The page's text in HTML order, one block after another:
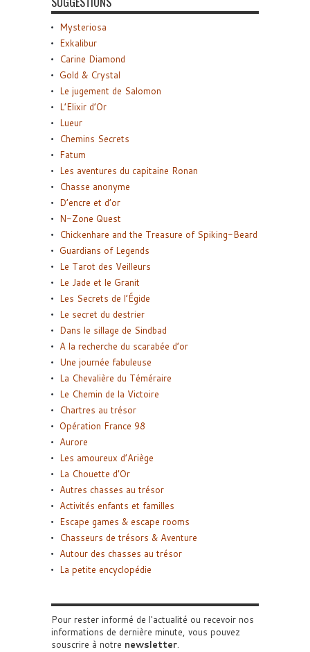
Mysteriosa
Exkalibur
Carine Diamond
Gold & Crystal
Le jugement de Salomon
L’Elixir d’Or
Lueur
Chemins Secrets
Fatum
Les aventures du capitaine Ronan
Chasse anonyme
D’encre et d’or
N-Zone Quest
Chickenhare and the Treasure of Spiking-Beard
Guardians of Legends
Le Tarot des Veilleurs
Le Jade et le Granit
Les Secrets de l’Égide
Le secret du destrier
Dans le sillage de Sindbad
A la recherche du scarabée d’or
Une journée fabuleuse
La Chevalière du Téméraire
Le Chemin de la Victoire
Chartres au trésor
Opération France 98
Aurore
Les amoureux d’Ariège
La Chouette d’Or
Autres chasses au trésor
Activités enfants et familles
Escape games & escape rooms
Chasseurs de trésors & Aventure
Autour des chasses au trésor
La petite encyclopédie
Pour rester informé de l'actualité ou recevoir nos
informations de dernière minute, vous pouvez
souscrire à notre newsletter.